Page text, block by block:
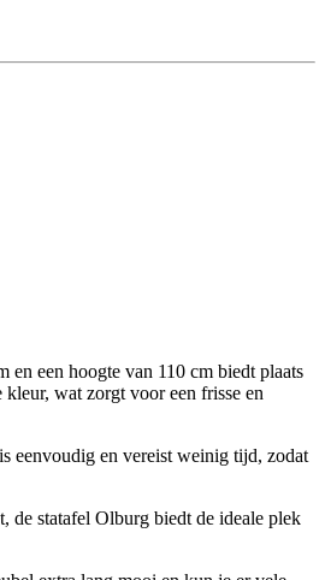
een hoogte van 110 cm biedt plaats
wat zorgt voor een frisse en
eenvoudig en vereist weinig tijd, zodat
de statafel Olburg biedt de ideale plek